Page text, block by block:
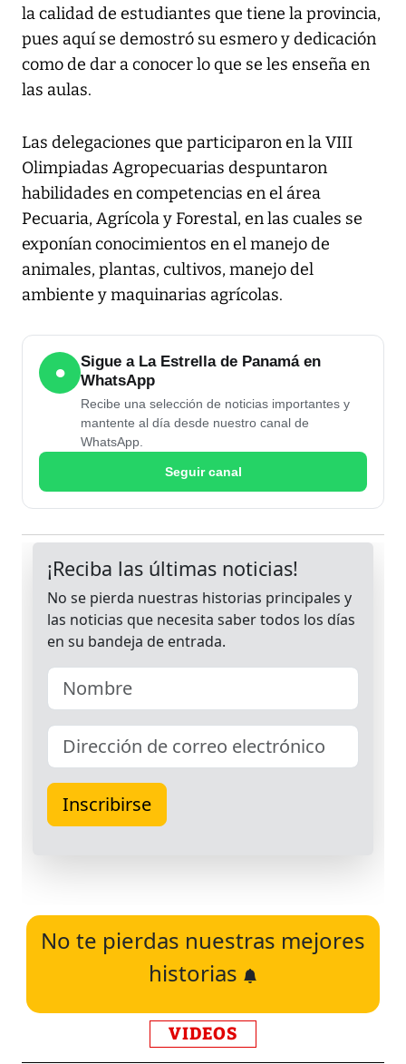
la calidad de estudiantes que tiene la provincia,
pues aquí se demostró su esmero y dedicación
como de dar a conocer lo que se les enseña en
las aulas.
Las delegaciones que participaron en la VIII
Olimpiadas Agropecuarias despuntaron
habilidades en competencias en el área
Pecuaria, Agrícola y Forestal, en las cuales se
exponían conocimientos en el manejo de
animales, plantas, cultivos, manejo del
ambiente y maquinarias agrícolas.
●
Sigue a La Estrella de Panamá en
WhatsApp
Recibe una selección de noticias importantes y
mantente al día desde nuestro canal de
WhatsApp.
Seguir canal
No te pierdas nuestras mejores
historias
VIDEOS